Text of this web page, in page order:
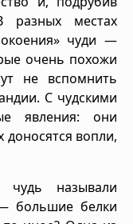
разных местах
чуди —
очень похожи
не вспомнить
С чудскими
явления: они
доносятся вопли,
чудь называли
большие белки